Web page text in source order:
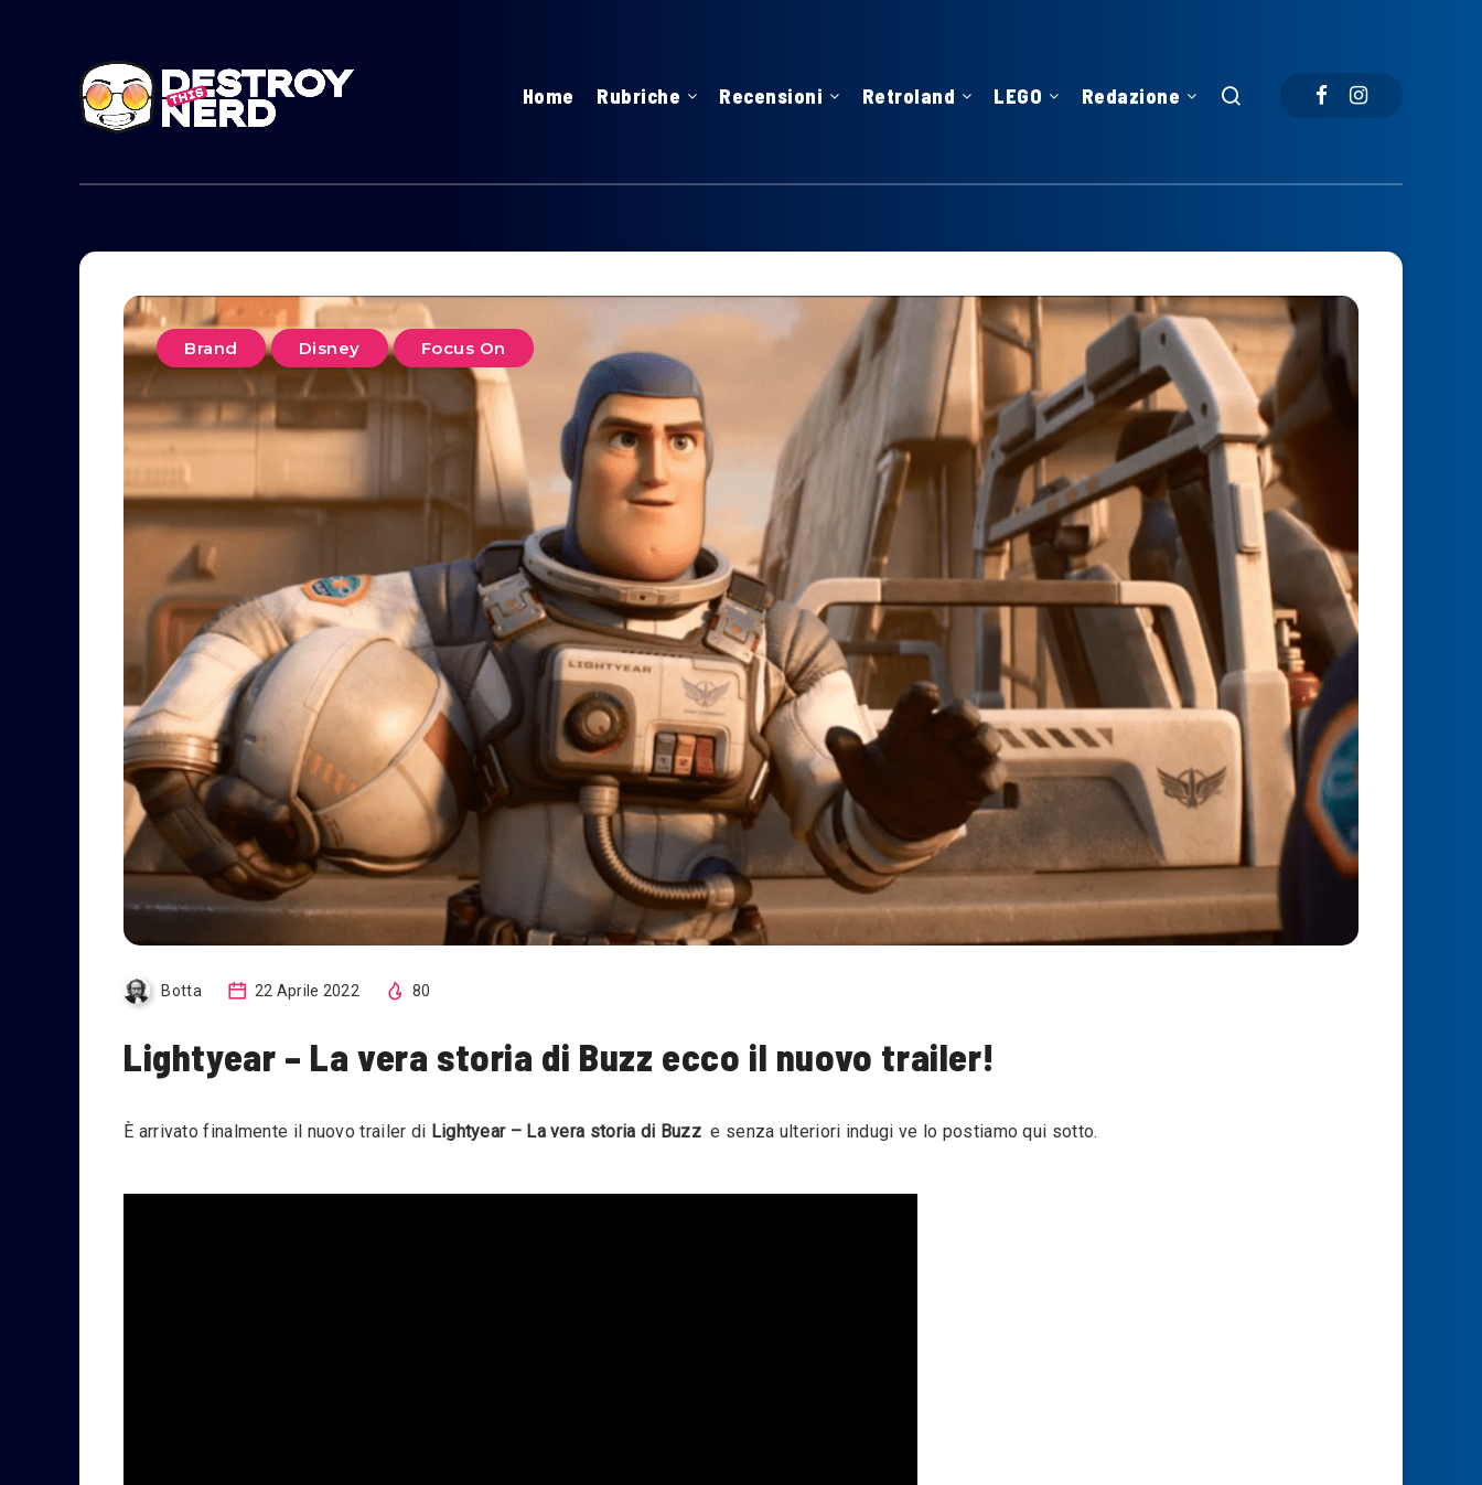
Home Rubriche Recensioni Retroland LEGO Redazione
Brand Disney Focus On
Botta 22 Aprile 2022 80
Lightyear – La vera storia di Buzz ecco il nuovo trailer!
È arrivato finalmente il nuovo trailer di Lightyear – La vera storia di Buzz e senza ulteriori indugi ve lo postiamo qui sotto.